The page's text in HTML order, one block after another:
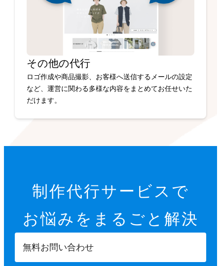
その他の代行
ロゴ作成や商品撮影、お客様へ送信するメールの設定
など、運営に関わる多様な内容をまとめてお任せいた
だけます。
制作代行サービスで
お悩みを まるごと解決
無料お問い合わせ